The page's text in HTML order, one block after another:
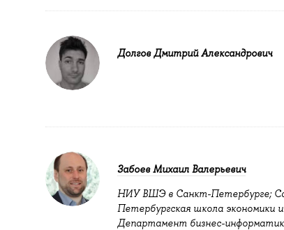
Долгов Дмитрий Александрович
Забоев Михаил Валерьевич
НИУ ВШЭ в Санкт-Петербурге;
Петербургская школа экономики
Департамент бизнес-